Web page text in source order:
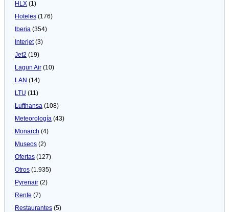
HLX (1)
Hoteles (176)
Iberia (354)
Interjet(3)
Jet2 (19)
Lagun Air (10)
LAN (14)
LTU (11)
Lufthansa (108)
Meteorologí­a (43)
Monarch (4)
Museos (2)
Ofertas (127)
Otros (1.935)
Pyrenair (2)
Renfe (7)
Restaurantes (5)